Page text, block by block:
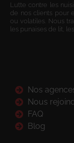
Lutte contre les
de nos clients pour
ou volatiles. Nous
les punaises de lit,
Nos
Nous
FAQ
Blog